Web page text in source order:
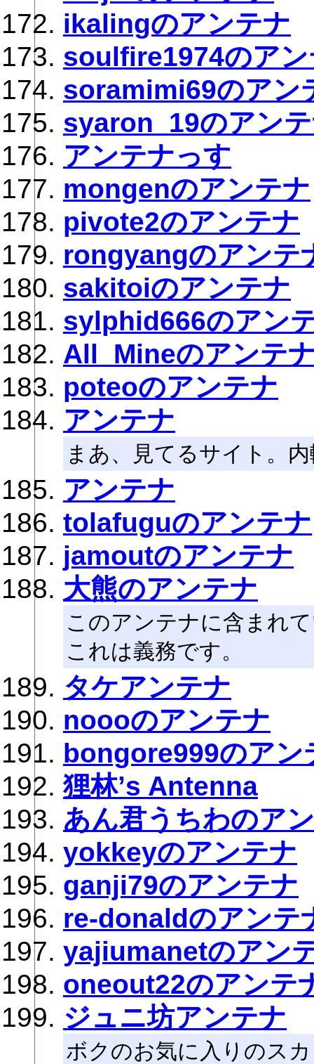
ikalingのアンテナ
soulfire1974のアン
soramimi69のアン
syaron_19のアン
アンテナっす
mongenのアンテナ
pivote2のアンテナ
rongyangのアンテ
sakitoiのアンテナ
sylphid666のアン
All_Mineのアンテ
poteoのアンテナ
アンテナ
まあ、見てるサイト。
アンテナ
tolafuguのアンテナ
jamoutのアンテナ
大熊のアンテナ
このアンテナに含まれ
これは義務です。
タケアンテナ
noooのアンテナ
bongore999のアン
狸林’s Antenna
あん君うちわのア
yokkeyのアンテナ
ganji79のアンテナ
re-donaldのアンテ
yajiumanetのアン
oneout22のアンテ
ジュニ坊アンテナ
ボクのお気に入りのス